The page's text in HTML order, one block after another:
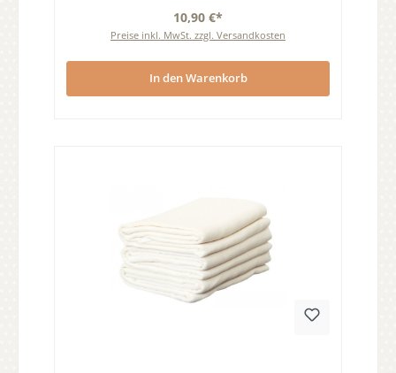
10,90 €*
Preise inkl. MwSt. zzgl. Versandkosten
In den Warenkorb